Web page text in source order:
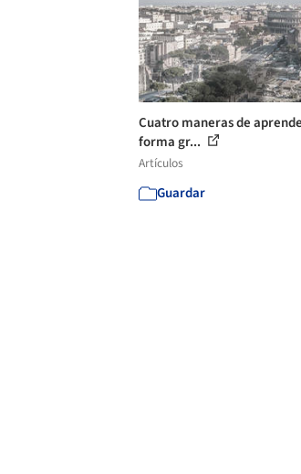
Cuatro maneras de
forma gr...
Artículos
Guardar